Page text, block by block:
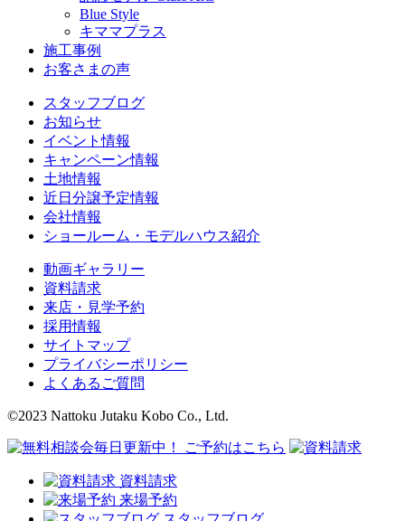
Blue Style
キママプラス
施工事例
お客さまの声
スタッフブログ
お知らせ
イベント情報
キャンペーン情報
土地情報
近日分譲予定情報
会社情報
ショールーム・モデルハウス紹介
動画ギャラリー
資料請求
来店・見学予約
採用情報
サイトマップ
プライバシーポリシー
よくあるご質問
©2023 Nattoku Jutaku Kobo Co., Ltd.
資料請求
来場予約